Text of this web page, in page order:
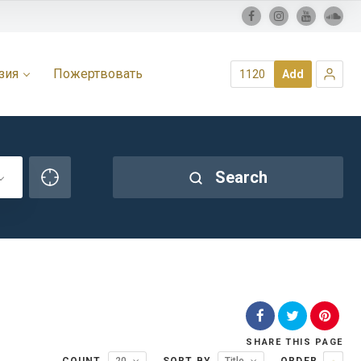
Пожертвовать 1120 Add
Search
SHARE THIS PAGE